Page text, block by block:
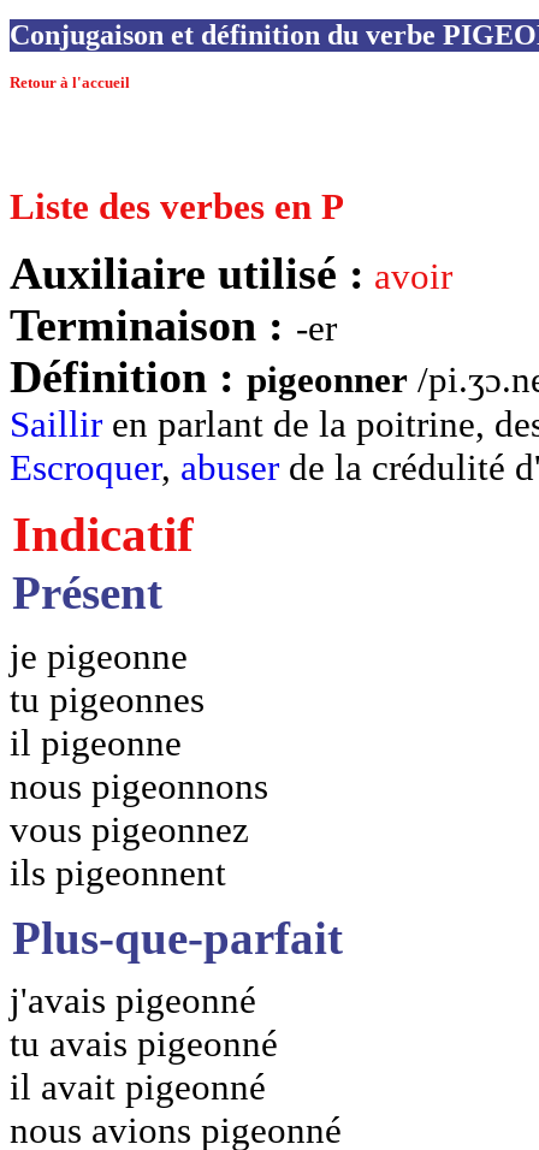
Conjugaison et définition du verbe
Retour à l'accueil
Liste des verbes en P
Auxiliaire utilisé : avoir
Terminaison : -er
Définition : pigeonner /
Saillir en parlant de la poitrine,
Escroquer, abuser de la crédulité
Indicatif
Présent
je pigeonne
tu pigeonnes
il pigeonne
nous pigeonnons
vous pigeonnez
ils pigeonnent
Plus-que-parfait
j'avais pigeonné
tu avais pigeonné
il avait pigeonné
nous avions pigeonné